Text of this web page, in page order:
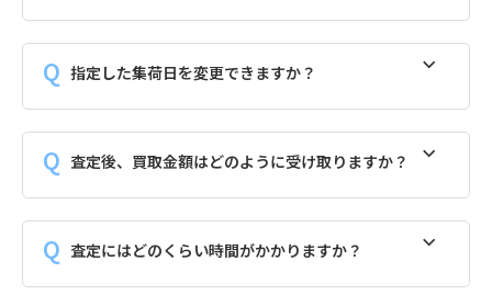
指定した集荷日を変更できますか？
査定後、買取金額はどのように受け取りますか？
査定にはどのくらい時間がかかりますか？